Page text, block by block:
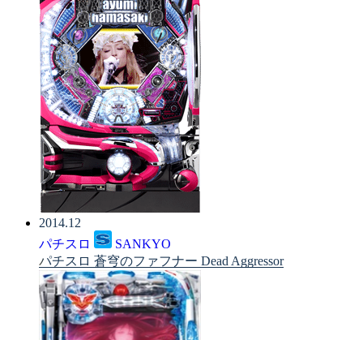
2014.12
パチスロ
SANKYO
パチスロ 蒼穹のファフナー Dead Aggressor